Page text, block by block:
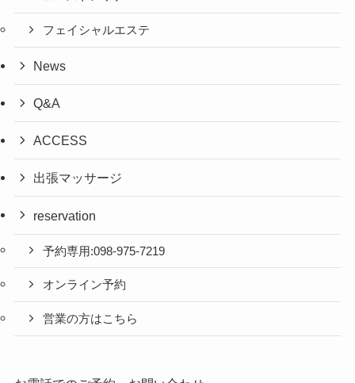
フェイシャルエステ
News
Q&A
ACCESS
出張マッサージ
reservation
予約専用:098-975-7219
オンライン予約
営業の方はこちら